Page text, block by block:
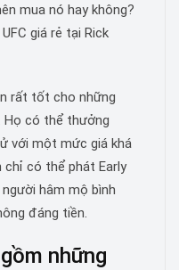
mua nó hay không?
giá rẻ tại Rick
rất tốt cho những
Họ có thể thưởng
với một mức giá khá
chỉ có thể phát Early
hâm mộ bình
đáng tiền.
những